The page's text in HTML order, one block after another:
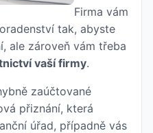
Firma vám
tak, abyste
ale zároveň vám třeba
vaší firmy.
zaúčtované
přiznání, která
úřad, případně vás